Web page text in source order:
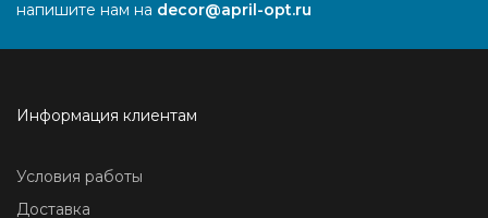
напишите нам на decor@april-opt.ru
Информация клиентам
Условия работы
Доставка